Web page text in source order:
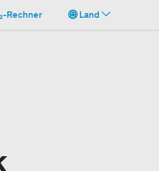
Rechner Land